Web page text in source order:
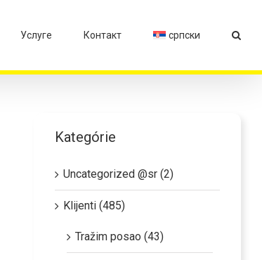
Услуге Контакт српски
Kategórie
Uncategorized @sr (2)
Klijenti (485)
Tražim posao (43)